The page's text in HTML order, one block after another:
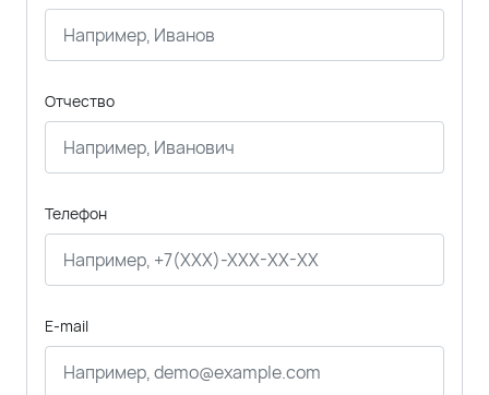
Отчество
Телефон
E-mail